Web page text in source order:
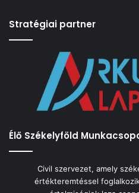
Stratégiai partner
Élő Székelyföld
Civil szervezet, amely
értékteremtéssel